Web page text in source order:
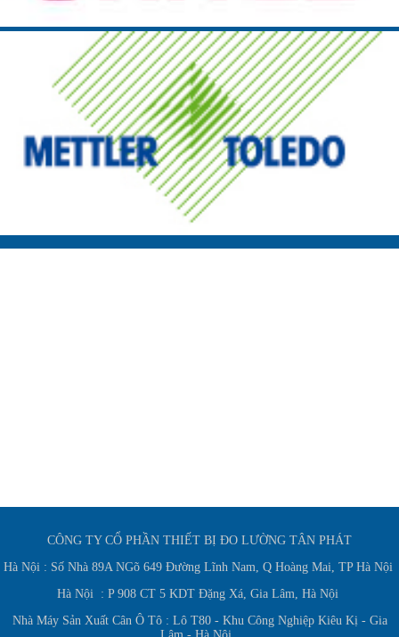
CÔNG TY CỔ PHẦN THIẾT BỊ ĐO LƯỜNG TÂN PHÁT
Hà Nội : Số Nhà 89A NGõ 649 Đường Lĩnh Nam, Q Hoàng Mai, TP Hà Nội
Hà Nội : P 908 CT 5 KDT Đặng Xá, Gia Lâm, Hà Nội
Nhà Máy Sản Xuất Cân Ô Tô : Lô T80 - Khu Công Nghiệp Kiêu Kị - Gia